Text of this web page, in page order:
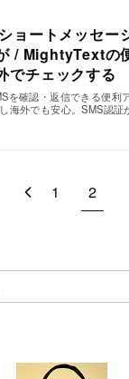
ョートメッセー
/ MightyTextの
でチェックする
を確認・返信できる便利
海外でも安心。SMS認証
1 2